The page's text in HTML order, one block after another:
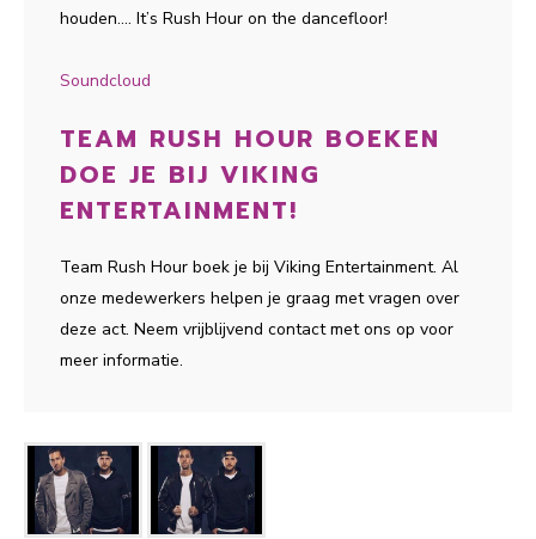
houden.... It’s Rush Hour on the dancefloor!
Soundcloud
TEAM RUSH HOUR BOEKEN
DOE JE BIJ VIKING
ENTERTAINMENT!
Team Rush Hour boek je bij Viking Entertainment. Al
onze medewerkers helpen je graag met vragen over
deze act. Neem vrijblijvend contact met ons op voor
meer informatie.